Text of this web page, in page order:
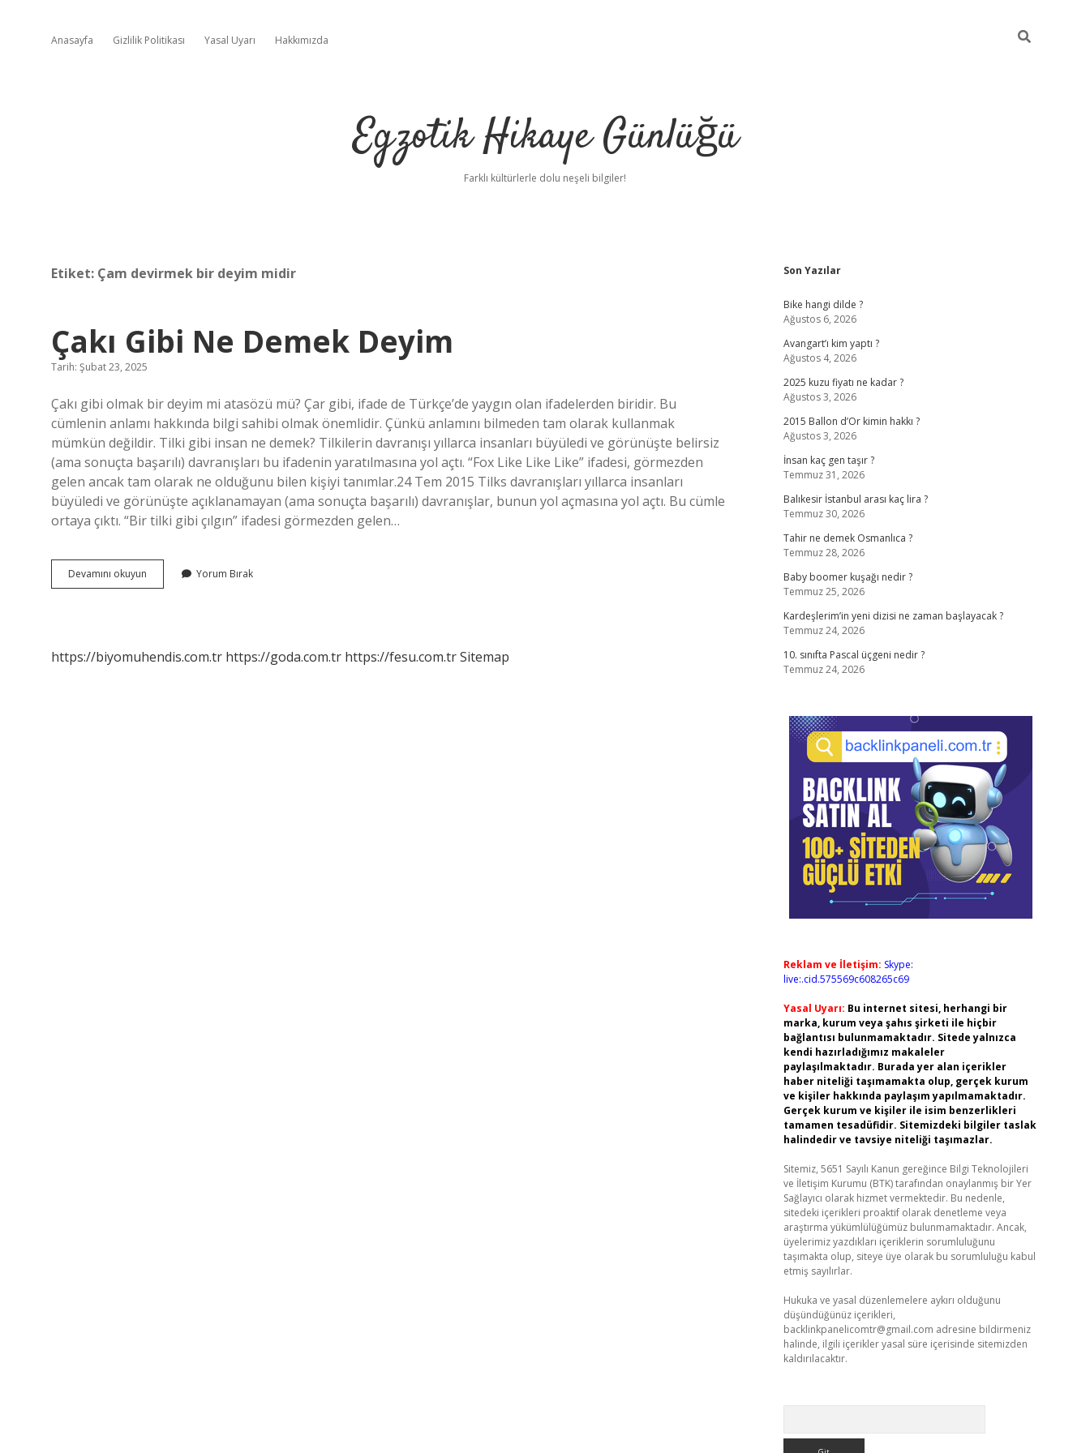
Anasayfa Gizlilik Politikası Yasal Uyarı Hakkımızda
Egzotik Hikaye Günlüğü
Farklı kültürlerle dolu neşeli bilgiler!
Etiket: Çam devirmek bir deyim midir
Çakı Gibi Ne Demek Deyim
Tarih: Şubat 23, 2025
Çakı gibi olmak bir deyim mi atasözü mü? Çar gibi, ifade de Türkçe’de yaygın olan ifadelerden biridir. Bu
cümlenin anlamı hakkında bilgi sahibi olmak önemlidir. Çünkü anlamını bilmeden tam olarak kullanmak
mümkün değildir. Tilki gibi insan ne demek? Tilkilerin davranışı yıllarca insanları büyüledi ve görünüşte belirsiz
(ama sonuçta başarılı) davranışları bu ifadenin yaratılmasına yol açtı. “Fox Like Like Like” ifadesi, görmezden
gelen ancak tam olarak ne olduğunu bilen kişiyi tanımlar.24 Tem 2015 Tilks davranışları yıllarca insanları
büyüledi ve görünüşte açıklanamayan (ama sonuçta başarılı) davranışlar, bunun yol açmasına yol açtı. Bu cümle
ortaya çıktı. “Bir tilki gibi çılgın” ifadesi görmezden gelen…
Devamını okuyun
Gibi
Yorum Bırak
https://biyomuhendis.com.tr https://goda.com.tr https://fesu.com.trSitemap
Sidebar
Son Yazılar
Bike hangi dilde ?
Ağustos 6, 2026
Avangart’ı kim yaptı ?
Ağustos 4, 2026
2025 kuzu fiyatı ne kadar ?
Ağustos 3, 2026
2015 Ballon d’Or kimin hakkı ?
Ağustos 3, 2026
İnsan kaç gen taşır ?
Temmuz 31, 2026
Balıkesir İstanbul arası kaç lira ?
Temmuz 30, 2026
Tahir ne demek Osmanlıca ?
Temmuz 28, 2026
Baby boomer kuşağı nedir ?
Temmuz 25, 2026
Kardeşlerim’in yeni dizisi ne zaman başlayacak ?
Temmuz 24, 2026
10. sınıfta Pascal üçgeni nedir ?
Temmuz 24, 2026
Reklam ve İletişim: Skype:
live:.cid.575569c608265c69
Yasal Uyarı: Bu internet sitesi, herhangi bir
marka, kurum veya şahıs şirketi ile hiçbir
bağlantısı bulunmamaktadır. Sitede yalnızca
kendi hazırladığımız makaleler
paylaşılmaktadır. Burada yer alan içerikler
haber niteliği taşımamakta olup, gerçek kurum
ve kişiler hakkında paylaşım yapılmamaktadır.
Gerçek kurum ve kişiler ile isim benzerlikleri
tamamen tesadüfidir. Sitemizdeki bilgiler taslak
halindedir ve tavsiye niteliği taşımazlar.
Sitemiz, 5651 Sayılı Kanun gereğince Bilgi Teknolojileri
ve İletişim Kurumu (BTK) tarafından onaylanmış bir Yer
Sağlayıcı olarak hizmet vermektedir. Bu nedenle,
sitedeki içerikleri proaktif olarak denetleme veya
araştırma yükümlülüğümüz bulunmamaktadır. Ancak,
üyelerimiz yazdıkları içeriklerin sorumluluğunu
taşımakta olup, siteye üye olarak bu sorumluluğu kabul
etmiş sayılırlar.
Hukuka ve yasal düzenlemelere aykırı olduğunu
düşündüğünüz içerikleri,
backlinkpanelicomtr@gmail.com adresine bildirmeniz
halinde, ilgili içerikler yasal süre içerisinde sitemizden
kaldırılacaktır.